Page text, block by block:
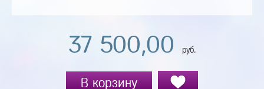
37 500,00 руб.
В корзину